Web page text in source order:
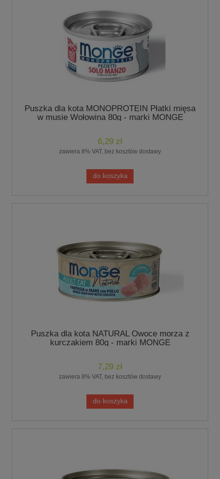
Puszka dla kota MONOPROTEIN Płatki mięsa
w musie Wołowina 80g - marki MONGE
6,29 zł
zawiera 8% VAT, bez kosztów dostawy
do koszyka
Puszka dla kota NATURAL Owoce morza z
kurczakiem 80g - marki MONGE
7,29 zł
zawiera 8% VAT, bez kosztów dostawy
do koszyka